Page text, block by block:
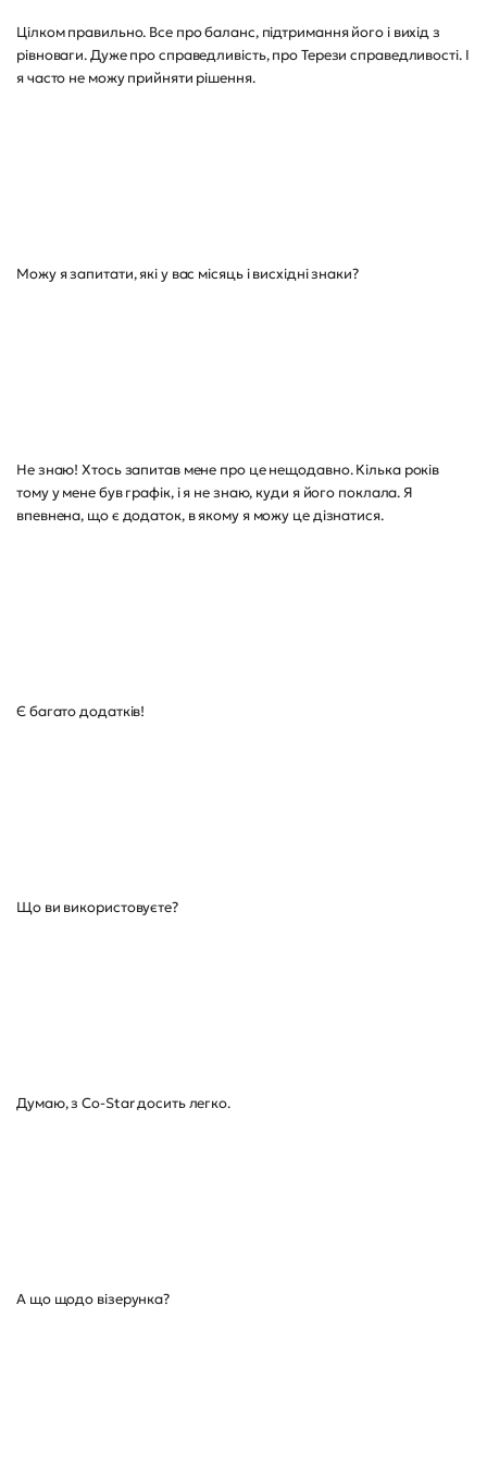
Цілком правильно. Все про баланс, підтримання його і вихід з
рівноваги. Дуже про справедливість, про Терези справедливості. І
я часто не можу прийняти рішення.
Можу я запитати, які у вас місяць і висхідні знаки?
Не знаю! Хтось запитав мене про це нещодавно. Кілька років
тому у мене був графік, і я не знаю, куди я його поклала. Я
впевнена, що є додаток, в якому я можу це дізнатися.
Є багато додатків!
Що ви використовуєте?
Думаю, з Co-Star досить легко.
А що щодо візерунка?